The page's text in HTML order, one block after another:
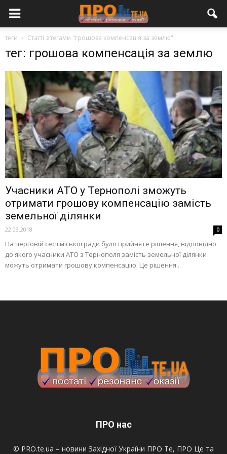
теги Статті з тегами "грошова компенсація за землю"
тег: грошова компенсація за землю
Учасники АТО у Тернополі зможуть
отримати грошову компенсацію замість
земельної ділянки
22.03.2018 0
На черговій сесії міської ради було прийняте рішення, відповідно
до якого учасники АТО з Тернополя замість земельної ділянки
можуть отримати грошову компенсацію. Це рішення...
ПРО нас
© PRO.te.ua – новини Західної України ПРО Те, ПРО Це та